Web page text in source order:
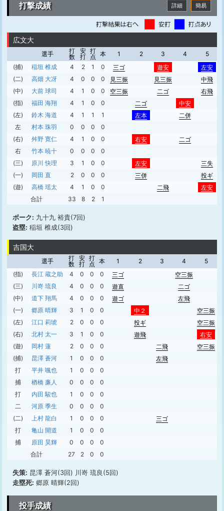
打撃成績 簡易
詳細
広文大
選手
打
数
安
打
打
点 本 1 2 3 4
5
(捕)
稲垣 椎成 4 2 1 0 三ゴ 遊安
左安
(二)
高畑 大冴 4 0 0 0 見三振 見三振
中飛
(中)
大前 球司 4 1 0 0 空三振 二ゴ
右飛
(指)
福田 海翔 4 1 0 0 二ゴ 中安
(左)
鈴木 海道 4 1 1 1 左本 二併
左
村本 珠羽 0 0 0
0
(右)
舛野 寛仁 4 1 0 0 右安 二ゴ
右
竹本 暁十 0 0 0
0
(三)
原川 快理 3 1 0 0 左安
三失
(一)
岡田 直 2 0 0 0 三併
投ギ
(遊)
高橋 瑶太 4 1 0 0 二飛
左安
合計
33 8 2 1
ボーク: 九十九 裕貴(7回)
盗塁: 稲垣 椎成(3回)
吉国大
選手
打
数
安
打
打
点 本 1 2 3 4
5
(指)
長江 蔵之助 4 0 0 0 三ゴ 空三振
(三)
川嵜 琉良 4 0 0 0 遊直 二ゴ
(中)
道下 翔馬 4 0 0 0 遊ゴ
左飛
(一)
郷原 晴輝 3 1 0 0 中２
空三振
(左)
江口 莉琥 2 0 0 0 投ギ
空三振
(右)
北村 太一 3 1 0 0 遊飛
右安
(遊)
岡村 蓮 2 0 0 0 二飛
空三振
(捕)
昆澤 蒼河 1 0 0 0
左飛
打
平井 颯也 1 0 0 0
捕
楢橋 廉人 0 0 0
0
打
内田 駿也 1 0 0
0
二
河原 季生 0 0 0
0
(二)
上村 龍白 1 0 0 0 三ゴ
打
亀山 開道 1 0 0
0
捕
原田 昊輝 0 0 0
0
合計
27 2 0 0
失策: 昆澤 蒼河(3回) 川嵜 琉良(5回)
走塁死: 郷原 晴輝(2回)
投手成績